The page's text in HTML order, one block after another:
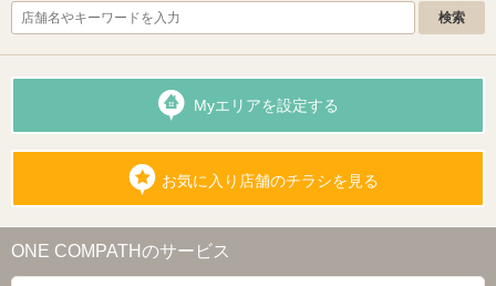
Myエリアを設定する
お気に入り店舗のチラシを見る
ONE COMPATHのサービス